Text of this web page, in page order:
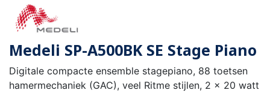
Medeli SP-A500BK SE Stage Piano
Digitale compacte ensemble stagepiano, 88 toetsen
hamermechaniek (GAC), veel Ritme stijlen, 2 x 20 watt